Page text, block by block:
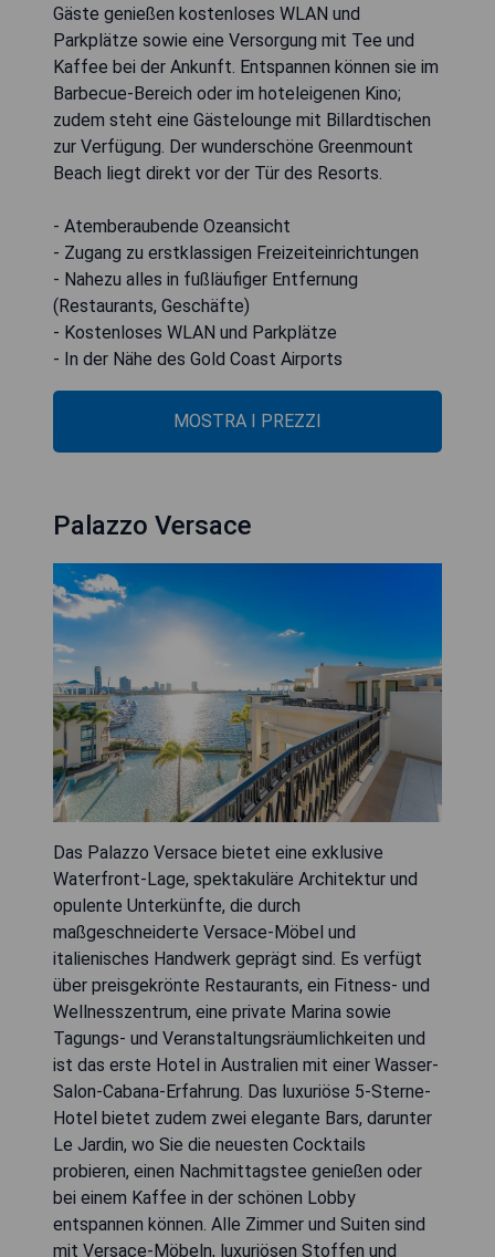
Gäste genießen kostenloses WLAN und
Parkplätze sowie eine Versorgung mit Tee und
Kaffee bei der Ankunft. Entspannen können sie im
Barbecue-Bereich oder im hoteleigenen Kino;
zudem steht eine Gästelounge mit Billardtischen
zur Verfügung. Der wunderschöne Greenmount
Beach liegt direkt vor der Tür des Resorts.
- Atemberaubende Ozeansicht
- Zugang zu erstklassigen Freizeiteinrichtungen
- Nahezu alles in fußläufiger Entfernung
(Restaurants, Geschäfte)
- Kostenloses WLAN und Parkplätze
- In der Nähe des Gold Coast Airports
MOSTRA I PREZZI
Palazzo Versace
Das Palazzo Versace bietet eine exklusive
Waterfront-Lage, spektakuläre Architektur und
opulente Unterkünfte, die durch
maßgeschneiderte Versace-Möbel und
italienisches Handwerk geprägt sind. Es verfügt
über preisgekrönte Restaurants, ein Fitness- und
Wellnesszentrum, eine private Marina sowie
Tagungs- und Veranstaltungsräumlichkeiten und
ist das erste Hotel in Australien mit einer Wasser-
Salon-Cabana-Erfahrung. Das luxuriöse 5-Sterne-
Hotel bietet zudem zwei elegante Bars, darunter
Le Jardin, wo Sie die neuesten Cocktails
probieren, einen Nachmittagstee genießen oder
bei einem Kaffee in der schönen Lobby
entspannen können. Alle Zimmer und Suiten sind
mit Versace-Möbeln, luxuriösen Stoffen und